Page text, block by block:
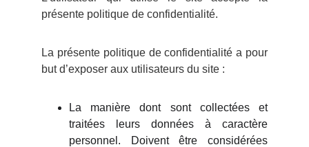
présente politique de confidentialité.
La présente politique de confidentialité a pour
but d’exposer aux utilisateurs du site :
La manière dont sont collectées et
traitées leurs données à caractère
personnel. Doivent être considérées